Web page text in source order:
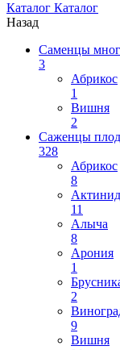
Каталог Каталог
Назад
Саменцы
3
Абрикос
1
Вишня
2
Саженцы
328
Абрикос
8
11
Алыча
8
Арония
1
2
9
Вишня